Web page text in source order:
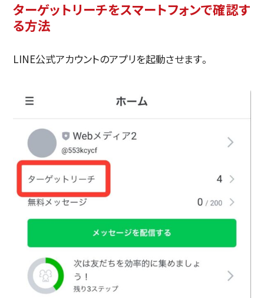
ターゲットリーチをスマートフォンで確認す
る方法
LINE公式アカウントのアプリを起動させます。